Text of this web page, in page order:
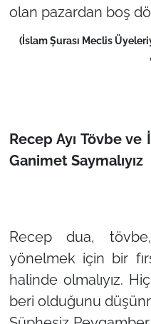
olan pazardan boş
(İslam Şurası Meclis
Recep Ayı Tövbe ve
Ganimet Saymalıyız
Recep dua,
yönelmek için bir
halinde olmalıyız.
beri olduğunu